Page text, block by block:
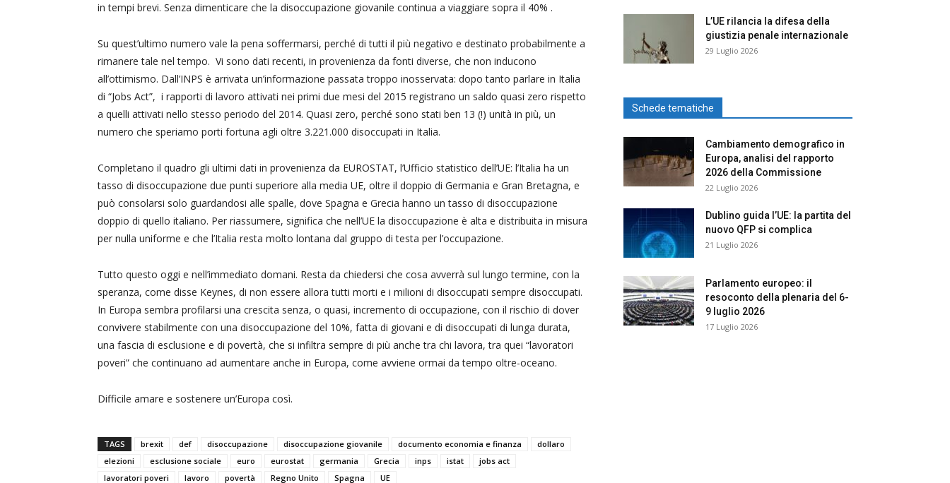
in tempi brevi. Senza dimenticare che la disoccupazione giovanile continua a viaggiare sopra il 40% .
Su quest’ultimo numero vale la pena soffermarsi, perché di tutti il più negativo e destinato probabilmente a
rimanere tale nel tempo. Vi sono dati recenti, in provenienza da fonti diverse, che non inducono
all’ottimismo. Dall’INPS è arrivata un’informazione passata troppo inosservata: dopo tanto parlare in Italia
di “Jobs Act”, i rapporti di lavoro attivati nei primi due mesi del 2015 registrano un saldo quasi zero rispetto
a quelli attivati nello stesso periodo del 2014. Quasi zero, perché sono stati ben 13 (!) unità in più, un
numero che speriamo porti fortuna agli oltre 3.221.000 disoccupati in Italia.
Completano il quadro gli ultimi dati in provenienza da EUROSTAT, l’Ufficio statistico dell’UE: l’Italia ha un
tasso di disoccupazione due punti superiore alla media UE, oltre il doppio di Germania e Gran Bretagna, e
può consolarsi solo guardandosi alle spalle, dove Spagna e Grecia hanno un tasso di disoccupazione
doppio di quello italiano. Per riassumere, significa che nell’UE la disoccupazione è alta e distribuita in misura
per nulla uniforme e che l’Italia resta molto lontana dal gruppo di testa per l’occupazione.
Tutto questo oggi e nell’immediato domani. Resta da chiedersi che cosa avverrà sul lungo termine, con la
speranza, come disse Keynes, di non essere allora tutti morti e i milioni di disoccupati sempre disoccupati.
In Europa sembra profilarsi una crescita senza, o quasi, incremento di occupazione, con il rischio di dover
convivere stabilmente con una disoccupazione del 10%, fatta di giovani e di disoccupati di lunga durata,
una fascia di esclusione e di povertà, che si infiltra sempre di più anche tra chi lavora, tra quei “lavoratori
poveri” che continuano ad aumentare anche in Europa, come avviene ormai da tempo oltre-oceano.
Difficile amare e sostenere un’Europa così.
TAGS brexit def disoccupazione disoccupazione giovanile documento economia e finanza
dollaro
elezioni
esclusione sociale euro eurostat germania Grecia inps istat
jobs act
lavoratori poveri
lavoro povertà Regno Unito Spagna UE
L’UE rilancia la difesa della
giustizia penale internazionale
29 Luglio 2026
Schede tematiche
Cambiamento demografico in
Europa, analisi del rapporto
2026 della Commissione
22 Luglio 2026
Dublino guida l’UE: la partita del
nuovo QFP si complica
21 Luglio 2026
Parlamento europeo: il
resoconto della plenaria del 6-
9 luglio 2026
17 Luglio 2026